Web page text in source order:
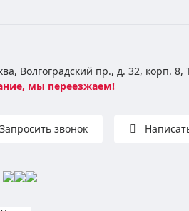
Волгоградский пр., д. 32, корп. 8,
мы переезжаем!
Запросить звонок